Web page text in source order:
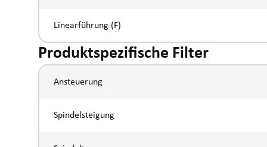
Linearführung (F)
Produktspezifische Filter
Ansteuerung
Spindelsteigung